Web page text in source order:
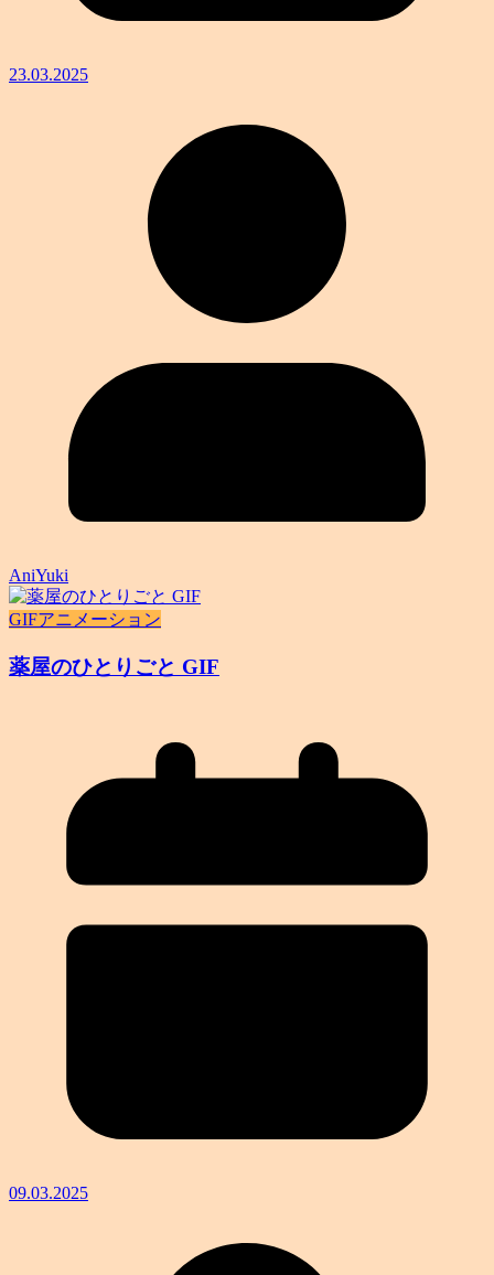
23.03.2025
AniYuki
GIFアニメーション
薬屋のひとりごと GIF
09.03.2025